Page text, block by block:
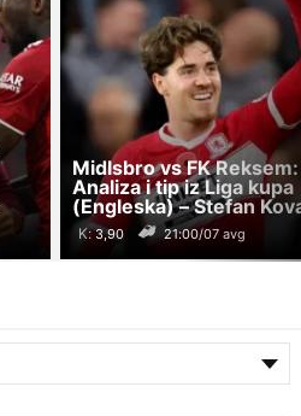
Midlsbro vs FK Reksem:
Analiza i tip iz Liga kupa
(Engleska) – Stefan
K: 21:00/07 avg